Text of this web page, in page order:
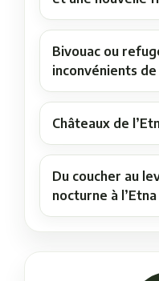
Bivouac ou
inconvénients
Châteaux de
Du coucher au
nocturne à l’Etna